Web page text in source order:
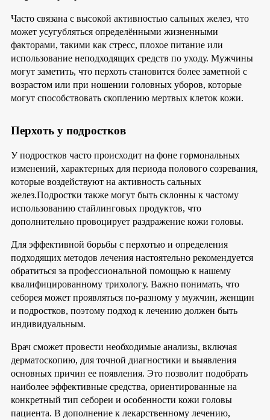
Часто связана с высокой активностью сальных желез, что
может усугубляться определёнными жизненными
факторами, такими как стресс, плохое питание или
использование неподходящих средств по уходу. Мужчины
могут заметить, что перхоть становится более заметной с
возрастом или при ношении головных уборов, которые
могут способствовать скоплению мертвых клеток кожи.
Перхоть у подростков
У подростков часто происходит на фоне гормональных
изменений, характерных для периода полового созревания,
которые воздействуют на активность сальных
желез.Подростки также могут быть склонны к частому
использованию стайлинговых продуктов, что
дополнительно провоцирует раздражение кожи головы.
Для эффективной борьбы с перхотью и определения
подходящих методов лечения настоятельно рекомендуется
обратиться за профессиональной помощью к нашему
квалифицированному трихологу. Важно понимать, что
себорея может проявляться по-разному у мужчин, женщин
и подростков, поэтому подход к лечению должен быть
индивидуальным.
Врач сможет провести необходимые анализы, включая
дерматоскопию, для точной диагностики и выявления
основных причин ее появления. Это позволит подобрать
наиболее эффективные средства, ориентированные на
конкретный тип себореи и особенности кожи головы
пациента. В дополнение к лекарственному лечению,